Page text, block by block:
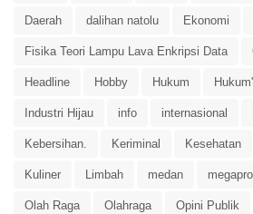
Daerah dalihan natolu Ekonomi
Fisika Teori Lampu Lava Enkripsi Data
Headline Hobby Hukum Hukum'
Industri Hijau info internasional
Kebersihan. Keriminal Kesehatan
Kuliner Limbah medan
Olah Raga Olahraga Opini Publik